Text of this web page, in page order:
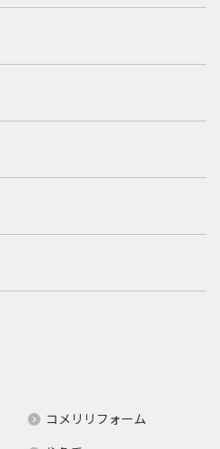
コメリリフォーム